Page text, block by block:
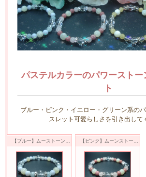
パステルカラーのパワーストー
ト
ブルー・ピンク・イエロー・グリーン系の
スレット可愛らしさを引き出して
【ブルー】ムーストーン＆アクアマリン＆ブルレースアゲートブレスレット 【ピンク】ムーンストーン＆ローズクオーツ＆ロードナイトブレスレット